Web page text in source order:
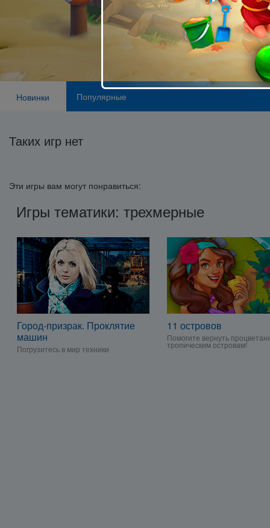
Новинки Популярные
Таких игр нет
Эти игры вам могут понравиться:
Игры тематики: трехмерные
Город-призрак. Проклятие
машин
Погрузитесь в мир техники
11 островов
Помогите вернуть
тропическим островам!